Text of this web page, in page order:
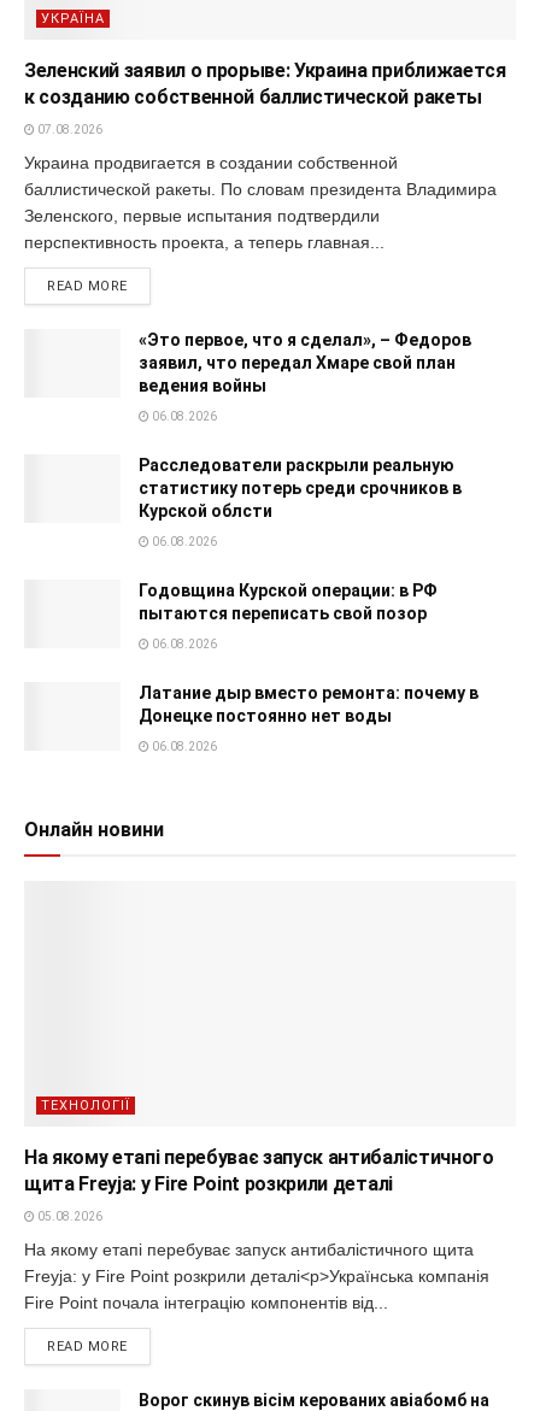
УКРАЇНА
Зеленский заявил о прорыве: Украина приближается
к созданию собственной баллистической ракеты
07.08.2026
Украина продвигается в создании собственной
баллистической ракеты. По словам президента Владимира
Зеленского, первые испытания подтвердили
перспективность проекта, а теперь главная...
READ MORE
«Это первое, что я сделал», – Федоров
заявил, что передал Хмаре свой план
ведения войны
06.08.2026
Расследователи раскрыли реальную
статистику потерь среди срочников в
Курской облсти
06.08.2026
Годовщина Курской операции: в РФ
пытаются переписать свой позор
06.08.2026
Латание дыр вместо ремонта: почему в
Донецке постоянно нет воды
06.08.2026
Онлайн новини
ТЕХНОЛОГІЇ
На якому етапі перебуває запуск антибалістичного
щита Freyja: у Fire Point розкрили деталі
05.08.2026
На якому етапі перебуває запуск антибалістичного щита
Freyja: у Fire Point розкрили деталі<p>Українська компанія
Fire Point почала інтеграцію компонентів від...
READ MORE
Ворог скинув вісім керованих авіабомб на